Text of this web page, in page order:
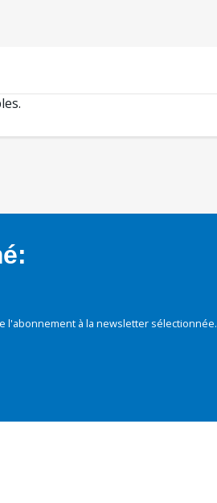
à la newsletter sélectionnée.